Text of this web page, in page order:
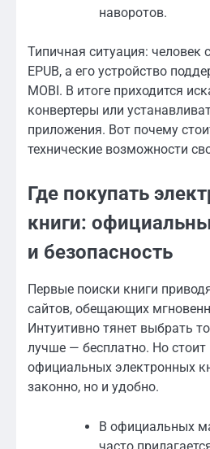
наворотов.
Типичная ситуация: человек
EPUB, а его устройство
MOBI. В итоге приходится
конвертеры или
приложения. Вот почему
технические возможности
Где покупать
книги:
и безопасность
Первые поиски книги
сайтов, обещающих
Интуитивно тянет выбрать
лучше — бесплатно. Но
официальных электронных
законно, но и удобно.
В официальных
часто